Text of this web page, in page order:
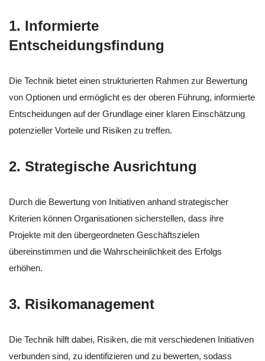
1. Informierte
Entscheidungsfindung
Die Technik bietet einen strukturierten Rahmen zur Bewertung
von Optionen und ermöglicht es der oberen Führung, informierte
Entscheidungen auf der Grundlage einer klaren Einschätzung
potenzieller Vorteile und Risiken zu treffen.
2. Strategische Ausrichtung
Durch die Bewertung von Initiativen anhand strategischer
Kriterien können Organisationen sicherstellen, dass ihre
Projekte mit den übergeordneten Geschäftszielen
übereinstimmen und die Wahrscheinlichkeit des Erfolgs
erhöhen.
3. Risikomanagement
Die Technik hilft dabei, Risiken, die mit verschiedenen Initiativen
verbunden sind, zu identifizieren und zu bewerten, sodass